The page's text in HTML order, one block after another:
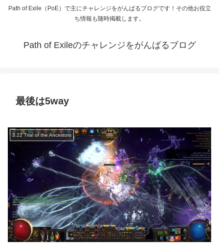
Path of Exile（PoE）で主にチャレンジをがんばるブログです！その他お役立
ち情報も随時掲載します。
Path of Exileのチャレンジをがんばるブログ
最後は5way
3.22 Trial of the Ancestors